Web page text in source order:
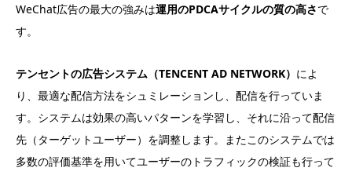
WeChat広告の最大の強みは運用のPDCAサイクルの質の高さで
す。
テンセントの広告システム（TENCENT AD NETWORK） によ
り、最適な配信方法をシュミレーションし、配信を行っていま
す。システムは効果の高いパターンを学習し、それに沿って配信
先（ターゲットユーザー）を調整します。またこのシステムでは
多数の評価基準を用いてユーザーのトラフィックの検証も行って